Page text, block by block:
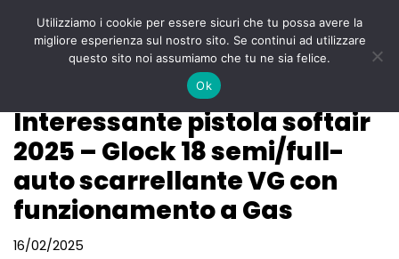
Menu
Interessante pistola softair
2025 – Glock 18 semi/full-
auto scarrellante VG con
funzionamento a Gas
16/02/2025
Utilizziamo i cookie per essere sicuri che tu possa avere la
migliore esperienza sul nostro sito. Se continui ad utilizzare
questo sito noi assumiamo che tu ne sia felice.
Ok